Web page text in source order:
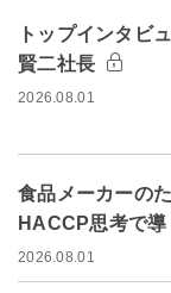
トップインタビ
賢二社長
2026.08.01
食品メーカーの
HACCP思考で
2026.08.01